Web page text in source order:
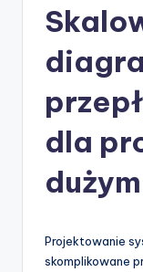
A
dla
Projektowanie
skomplikowane